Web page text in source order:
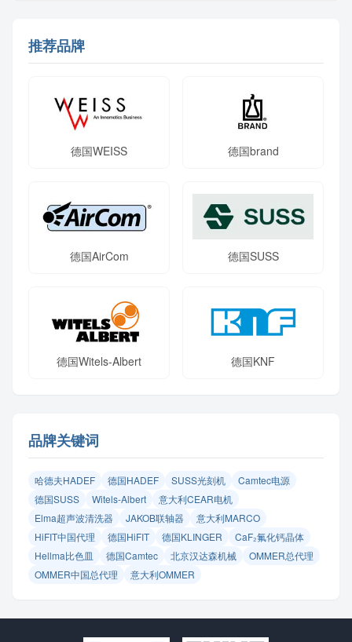
推荐品牌
德国WEISS 德国brand
德国AirCom 德国SUSS
德国Witels-Albert 德国KNF
品牌关键词
哈德夫HADEF 德国HADEF SUSS光刻机
Camtec电源
德国SUSS
Witels‑Albert
意大利CEAR电机
Elma超声波清洗器
JAKOB联轴器
意大利MARCO
HiFIT中国代理
德国HiFIT 德国KLINGER
CaF₂氟化钙晶体
Hellma比色皿
德国Camtec 北京汉达森机械
OMMER总代理
OMMER中国总代理
意大利OMMER